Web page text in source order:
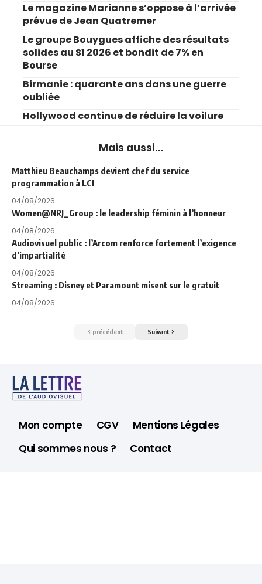
Le magazine Marianne s’oppose à l’arrivée
prévue de Jean Quatremer
Le groupe Bouygues affiche des résultats
solides au S1 2026 et bondit de 7% en
Bourse
Birmanie : quarante ans dans une guerre
oubliée
Hollywood continue de réduire la voilure
Mais aussi...
Matthieu Beauchamps devient chef du service
programmation à LCI
04/08/2026
Women@NRJ_Group : le leadership féminin à l’honneur
04/08/2026
Audiovisuel public : l’Arcom renforce fortement l’exigence
d’impartialité
04/08/2026
Streaming : Disney et Paramount misent sur le gratuit
04/08/2026
précédent Suivant
Mon compte CGV
Mentions Légales
Qui sommes nous ?
Contact